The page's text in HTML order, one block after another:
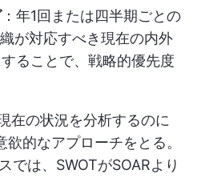
：年1回または四半期ごとの
が対応すべき現在の内外
ることで、戦略的優先度
在の状況を分析するのに
的なアプローチをとる。
では、SWOTがSOARより